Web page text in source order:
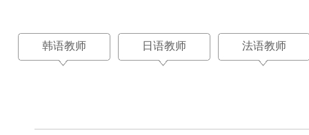
韩语教师 日语教师 法语教师